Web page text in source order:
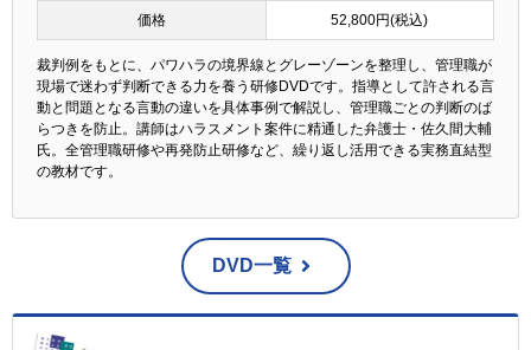
価格 52,800円(税込)
裁判例をもとに、パワハラの境界線とグレーゾーンを整理し、管理職が
現場で迷わず判断できる力を養う研修DVDです。指導として許される言
動と問題となる言動の違いを具体事例で解説し、管理職ごとの判断のば
らつきを防止。講師はハラスメント案件に精通した弁護士・佐久間大輔
氏。全管理職研修や再発防止研修など、繰り返し活用できる実務直結型
の教材です。
DVD一覧